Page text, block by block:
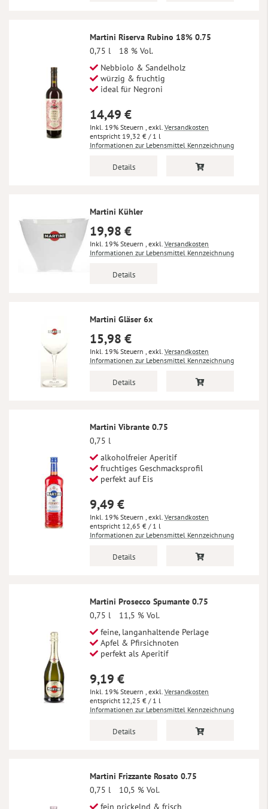
Martini Riserva Rubino 18% 0.75
0,75 l
18 % Vol.
Nebbiolo & Sandelholz
würzig & fruchtig
ideal für Negroni
14,49 €
Inkl. 19% Steuern , exkl. Versandkosten
19,32 € / 1 l
Informationen zur Lebensmittel Kennzeichnung
Details
Martini Kühler
19,98 €
Inkl. 19% Steuern , exkl. Versandkosten
Informationen zur Lebensmittel Kennzeichnung
Details
Martini Gläser 6x
15,98 €
Inkl. 19% Steuern , exkl. Versandkosten
Informationen zur Lebensmittel Kennzeichnung
Details
Martini Vibrante 0.75
0,75 l
alkoholfreier Aperitif
fruchtiges Geschmacksprofil
perfekt auf Eis
9,49 €
Inkl. 19% Steuern , exkl. Versandkosten
12,65 € / 1 l
Informationen zur Lebensmittel Kennzeichnung
Details
Martini Prosecco Spumante 0.75
0,75 l
11,5 % Vol.
feine, langanhaltende Perlage
Apfel & Pfirsichnoten
perfekt als Aperitif
9,19 €
Inkl. 19% Steuern , exkl. Versandkosten
12,25 € / 1 l
Informationen zur Lebensmittel Kennzeichnung
Details
Martini Frizzante Rosato 0.75
0,75 l
10,5 % Vol.